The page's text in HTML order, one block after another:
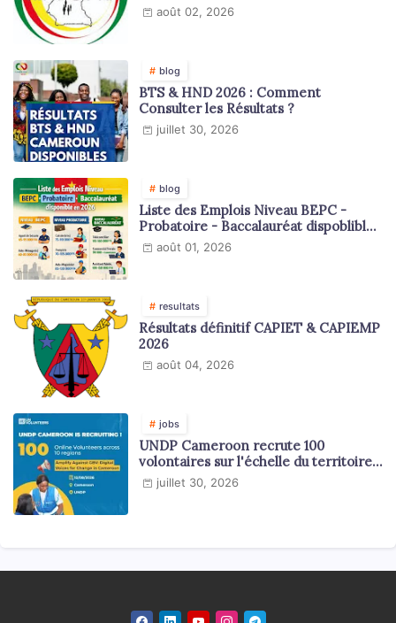
août 02, 2026
blog
BTS & HND 2026 : Comment
Consulter les Résultats ?
juillet 30, 2026
blog
Liste des Emplois Niveau BEPC -
Probatoire - Baccalauréat dispoblible
en 2026
août 01, 2026
resultats
Résultats définitif CAPIET & CAPIEMP
2026
août 04, 2026
jobs
UNDP Cameroon recrute 100
volontaires sur l'échelle du territoire
national
juillet 30, 2026